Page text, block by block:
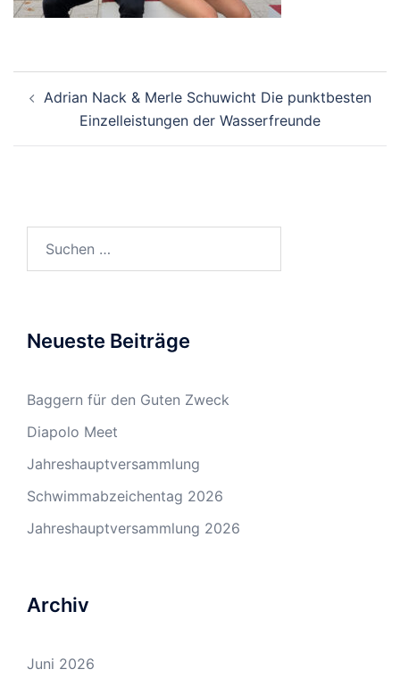
Adrian Nack & Merle Schuwicht Die punktbesten
Einzelleistungen der Wasserfreunde
Neueste Beiträge
Baggern für den Guten Zweck
Diapolo Meet
Jahreshauptversammlung
Schwimmabzeichentag 2026
Jahreshauptversammlung 2026
Archiv
Juni 2026